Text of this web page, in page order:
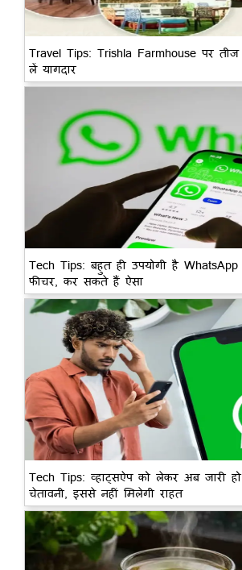
Travel Tips: Trishla Farmhouse पर तीज
लें यागदार
Tech Tips: बहुत ही उपयोगी है
फीचर, कर सकते हैं ऐसा
Tech Tips: व्हाट्सऐप को लेकर अब जारी
चेतावनी, इससे नहीं मिलेगी राहत